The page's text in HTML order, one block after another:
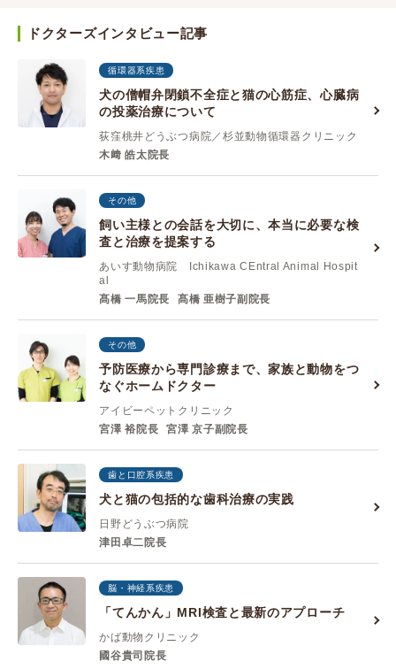
ドクターズインタビュー記事
循環器系疾患
犬の僧帽弁閉鎖不全症と猫の心筋症、心臓病
の投薬治療について
荻窪桃井どうぶつ病院／杉並動物循環器クリニック
木﨑 皓太院長
その他
飼い主様との会話を大切に、本当に必要な検
査と治療を提案する
あいす動物病院 Ichikawa CEntral Animal Hospit
al
髙橋 一馬院長
髙橋 亜樹子副院長
その他
予防医療から専門診療まで、家族と動物をつ
なぐホームドクター
アイビーペットクリニック
宮澤 裕院長
宮澤 京子副院長
歯と口腔系疾患
犬と猫の包括的な歯科治療の実践
日野どうぶつ病院
津田卓二院長
脳・神経系疾患
「てんかん」MRI検査と最新のアプローチ
かば動物クリニック
國谷貴司院長